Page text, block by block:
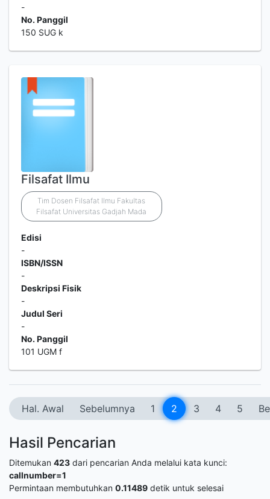
-
No. Panggil
150 SUG k
Filsafat Ilmu
Tim Dosen Filsafat Ilmu Fakultas
Filsafat Universitas Gadjah Mada
Edisi
-
ISBN/ISSN
-
Deskripsi Fisik
-
Judul Seri
-
No. Panggil
101 UGM f
Hal. Awal Sebelumnya 1 2 3 4 5
Hasil Pencarian
Ditemukan 423 dari pencarian Anda melalui kata kunci:
callnumber=1
Permintaan membutuhkan 0.11489 detik untuk selesai